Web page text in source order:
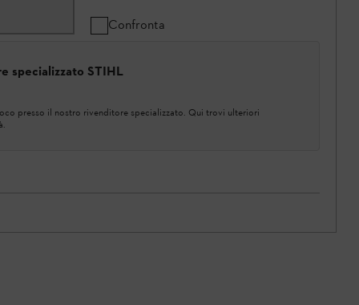
Confronta
specializzato STIHL
presso il nostro rivenditore specializzato. Qui trovi ulteriori